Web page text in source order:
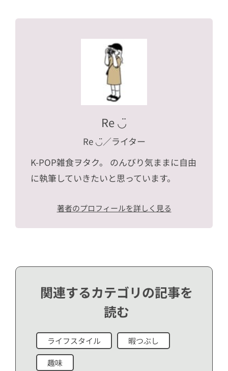
Re ◡̈
Re ◡̈／ライター
K-POP雑食ヲタク。 のんびり気ままに自由
に執筆していきたいと思っています。
著者のプロフィールを詳しく見る
関連するカテゴリの記事を
読む
ライフスタイル 暇つぶし
趣味